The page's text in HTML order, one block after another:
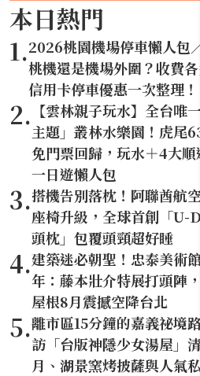
本日熱門
1.2026桃園機場停車懶人包
桃機還是機場外圍？收費
信用卡停車優惠一次整理！
2. 【雲林親子玩水】全台唯
主題」叢林水樂園！虎尾
免門票回歸，玩水＋4大
一日遊懶人包
3.搭機告別落枕！阿聯酋航
座椅升級，全球首創「
頭枕」包覆頭頸超好睡
4.建築迷必朝聖！忠泰美術
年：藤本壯介特展打頭陣
屋根8月震撼空降台北
5.離市區15分鐘的嘉義祕境
訪「台版神隱少女湯屋」
月、湖景窯烤披薩與人氣